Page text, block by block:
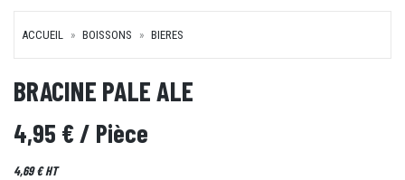
ACCUEIL BOISSONS BIERES
BRACINE PALE ALE
4,95 €/ Pièce
4,69 € HT